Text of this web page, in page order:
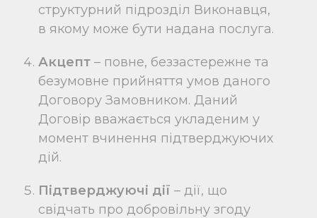
структурний підрозділ Виконавця,
в якому може бути надана послуга.
Акцепт – повне, беззастережне та
безумовне прийняття умов даного
Договору Замовником. Даний
Договір вважається укладеним у
момент вчинення підтверджуючих
дій.
Підтверджуючі дії – дії, що
свідчать про добровільну згоду